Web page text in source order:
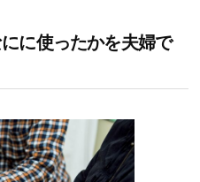
に使ったかを夫婦で